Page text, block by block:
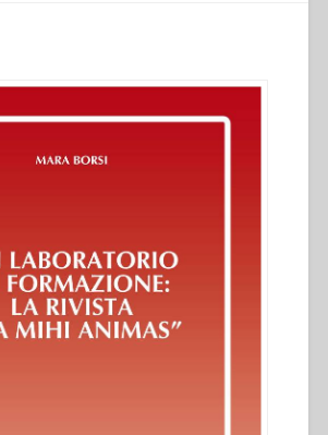
1926-